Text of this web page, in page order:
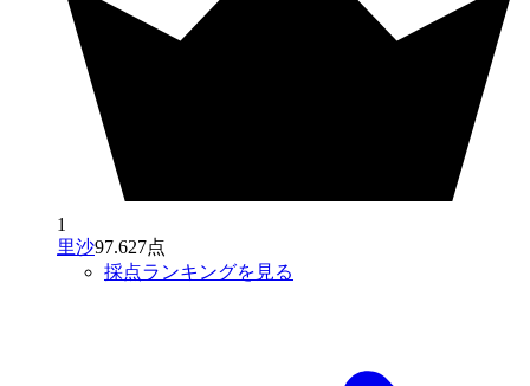
1
里沙97.627点
採点ランキングを見る